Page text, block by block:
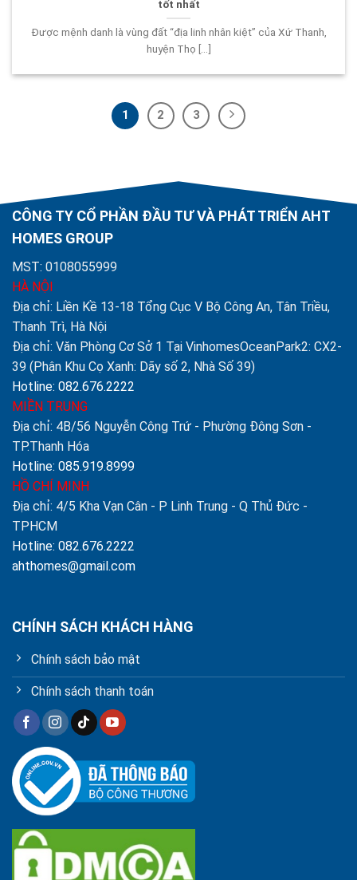
tốt nhất
Được mệnh danh là vùng đất “địa linh nhân kiệt” của Xứ Thanh,
huyện Thọ [...]
1 2 3
CÔNG TY CỔ PHẦN ĐẦU TƯ VÀ PHÁT TRIỂN AHT
HOMES GROUP
MST: 0108055999
HÀ NỘI
Địa chỉ: Liền Kề 13-18 Tổng Cục V Bộ Công An, Tân Triều,
Thanh Trì, Hà Nội
Địa chỉ: Văn Phòng Cơ Sở 1 Tại VinhomesOceanPark2: CX2-
39 (Phân Khu Cọ Xanh: Dãy số 2, Nhà Số 39)
Hotline: 082.676.2222
MIỀN TRUNG
Địa chỉ: 4B/56 Nguyễn Công Trứ - Phường Đông Sơn -
TP.Thanh Hóa
Hotline: 085.919.8999
HỒ CHÍ MINH
Địa chỉ: 4/5 Kha Vạn Cân - P Linh Trung - Q Thủ Đức -
TPHCM
Hotline: 082.676.2222
ahthomes@gmail.com
CHÍNH SÁCH KHÁCH HÀNG
Chính sách bảo mật
Chính sách thanh toán